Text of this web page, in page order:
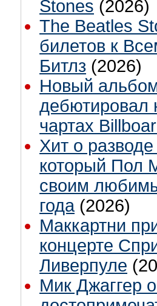
Stones (2026)
The Beatles
билетов к
Битлз (2026)
Новый
дебютировал
чартах
Хит о
который Пол
своим
года (2026)
Маккартни
концерте
Ливерпуле
Мик Джаггер